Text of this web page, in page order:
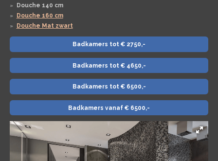
Douche 140 cm
Douche 160 cm
Douche Mat zwart
Badkamers tot € 2750,-
Badkamers tot € 4650,-
Badkamers tot € 6500,-
Badkamers vanaf € 6500,-